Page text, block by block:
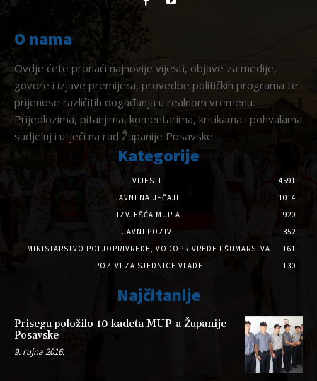
O nama
Ovdje ćete pronaći najnovije vijesti, objave za medije,
govore i izjave premijera, provedbe političkih programa te
prijenose različitih događanja u realnom vremenu.
Prijedlozima, pitanjima, komentarima, kritikama i pohvalama
sudjeluj i utječi na rad Županije Posavske.
Kategorije
VIJESTI
4591
JAVNI NATJEČAJI
1014
IZVJEŠĆA MUP-A
920
JAVNI POZIVI
352
MINISTARSTVO POLJOPRIVREDE, VODOPRIVREDE I ŠUMARSTVA
161
POZIVI ZA SJEDNICE VLADE
130
Najčitanije
Prisegu položilo 10 kadeta MUP-a Županije
Posavske
9. rujna 2016.